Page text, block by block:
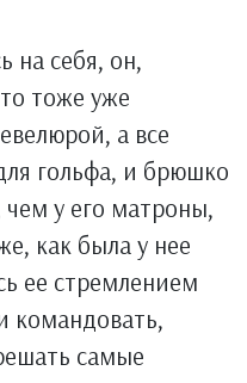
на себя, он,
тоже уже
а все
гольфа, и брюшко
у его матроны,
как была у нее
ее стремлением
командовать,
самые